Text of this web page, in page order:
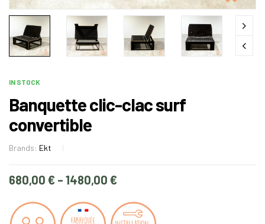
IN STOCK
Banquette clic-clac surf
convertible
Brands: Ekt
680,00 € – 1480,00 €